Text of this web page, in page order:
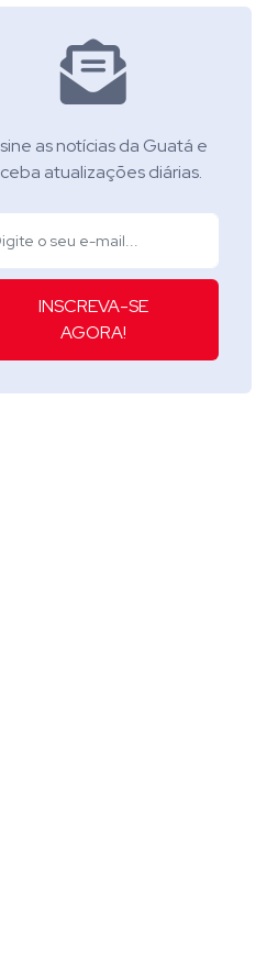
as notícias da Guatá e
atualizações diárias.
INSCREVA-SE
AGORA!